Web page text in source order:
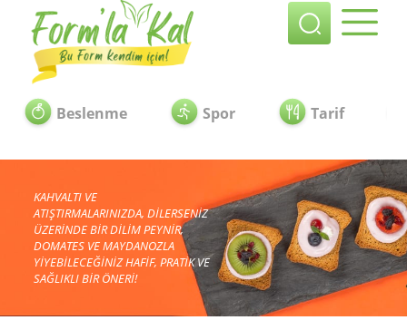
Beslenme Spor Tarif
KAHVALTI VE
ATIŞTIRMALARINIZDA, DİLERSENİZ
ÜZERİNDE BİR DİLİM PEYNİR,
DOMATES VE MAYDANOZLA
YİYEBİLECEĞİNİZ HAFİF, PRATİK VE
SAĞLIKLI BİR ÖNERİ!